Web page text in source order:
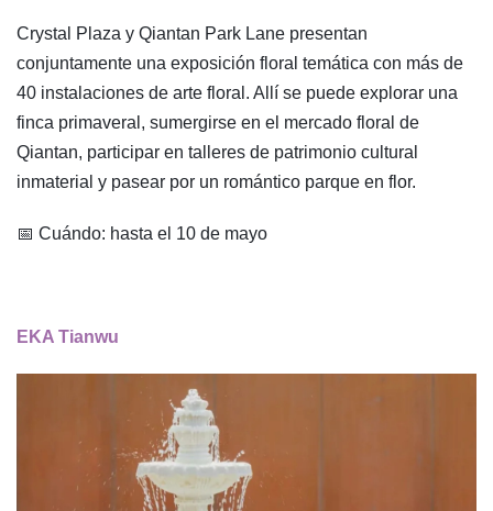
Crystal Plaza y Qiantan Park Lane presentan
conjuntamente una exposición floral temática con más de
40 instalaciones de arte floral. Allí se puede explorar una
finca primaveral, sumergirse en el mercado floral de
Qiantan, participar en talleres de patrimonio cultural
inmaterial y pasear por un romántico parque en flor.
📅 Cuándo: hasta el 10 de mayo
EKA Tianwu